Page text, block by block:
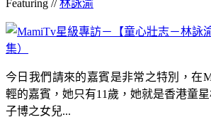
Featuring //林詠渝
今日我們請來的嘉賓是非常之特別，在
輕的嘉賓，她只有11歲，她就是香港童
子博之女兒...